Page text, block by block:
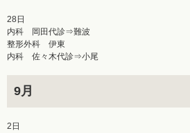
28日
内科 岡田代診⇒難波
整形外科 伊東
内科 佐々木代診⇒小尾
9月
2日